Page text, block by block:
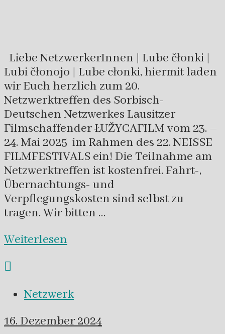
Liebe NetzwerkerInnen | Lube čłonki |
Lubi čłonojo | Lube cłonki, hiermit laden
wir Euch herzlich zum 20.
Netzwerktreffen des Sorbisch-
Deutschen Netzwerkes Lausitzer
Filmschaffender ŁUŽYCAFILM vom 23. –
24. Mai 2025 im Rahmen des 22. NEISSE
FILMFESTIVALS ein! Die Teilnahme am
Netzwerktreffen ist kostenfrei. Fahrt-,
Übernachtungs- und
Verpflegungskosten sind selbst zu
tragen. Wir bitten …
Weiterlesen
Netzwerk
16. Dezember 2024